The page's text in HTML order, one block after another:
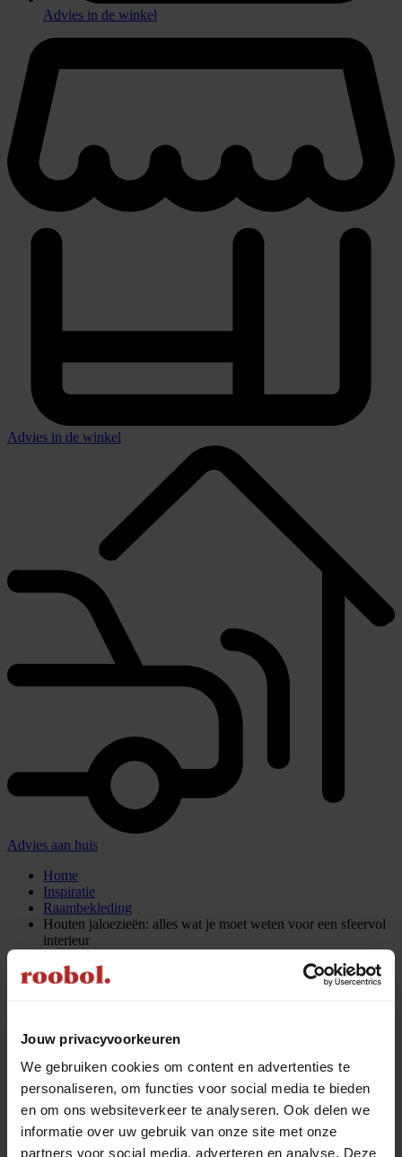
Jouw privacyvoorkeuren
We gebruiken cookies om content en advertenties te
personaliseren, om functies voor social media te bieden
en om ons websiteverkeer te analyseren. Ook delen we
informatie over uw gebruik van onze site met onze
partners voor social media, adverteren en analyse. Deze
Advies in de winkel
Advies in de winkel
Advies aan huis
Home
Inspiratie
Raambekleding
Houten jaloezieën: alles wat je moet weten voor een sfeervol
interieur
Houten jaloezieën: alles wat je
interieur
Delen via